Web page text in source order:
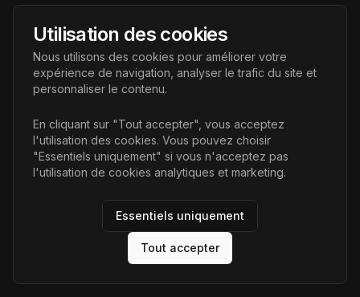
AI Futur
Portail de l'avenir de l'intelligence artificielle, vous aidant à
découvrir les dernières technologies IA.
Liens
Accueil
Articles
AI Futur. Tous droits réservés.
Utilisation des cookies
Nous utilisons des cookies pour améliorer votre
expérience de navigation, analyser le trafic du site et
personnaliser le contenu.
En cliquant sur "Tout accepter", vous acceptez
l'utilisation des cookies. Vous pouvez choisir
"Essentiels uniquement" si vous n'acceptez pas
l'utilisation de cookies analytiques et marketing.
Essentiels uniquement
Tout accepter